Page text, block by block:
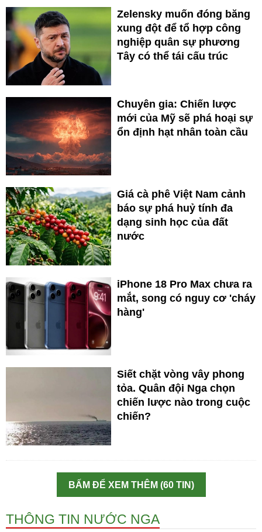
Zelensky muốn đóng băng
xung đột để tổ hợp công
nghiệp quân sự phương
Tây có thể tái cấu trúc
Chuyên gia: Chiến lược
mới của Mỹ sẽ phá hoại sự
ổn định hạt nhân toàn cầu
Giá cà phê Việt Nam cảnh
báo sự phá huỷ tính đa
dạng sinh học của đất
nước
iPhone 18 Pro Max chưa ra
mắt, song có nguy cơ 'cháy
hàng'
Siết chặt vòng vây phong
tỏa. Quân đội Nga chọn
chiến lược nào trong cuộc
chiến?
BẤM ĐỂ XEM THÊM (60 TIN)
THÔNG TIN NƯỚC NGA